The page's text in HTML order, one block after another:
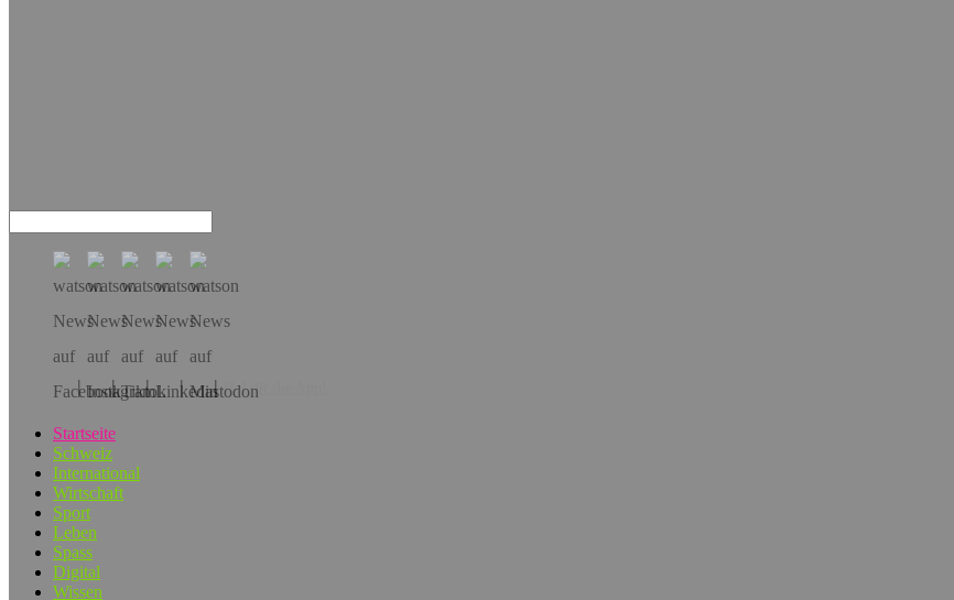
Hol dir die App!
Startseite
Schweiz
International
Wirtschaft
Sport
Leben
Spass
Digital
Wissen